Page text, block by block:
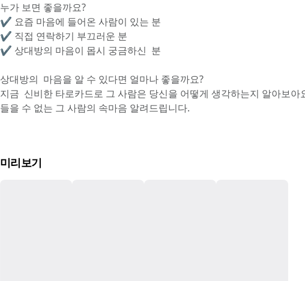
누가 보면 좋을까요?
✔️ 요즘 마음에 들어온 사람이 있는 분
✔️ 직접 연락하기 부끄러운 분
✔️ 상대방의 마음이 몹시 궁금하신  분
상대방의  마음을 알 수 있다면 얼마나 좋을까요?
지금  신비한 타로카드로 그 사람은 당신을 어떻게 생각하는지 알아보아
들을 수 없는 그 사람의 속마음 알려드립니다.
미리보기